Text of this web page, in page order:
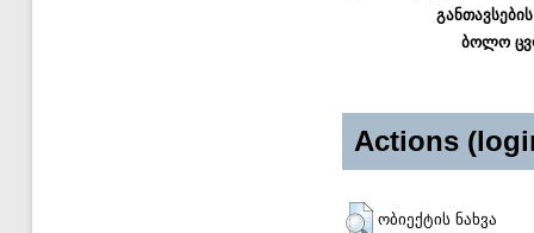
ბოლო
Actions
ობიექტის ნახვა